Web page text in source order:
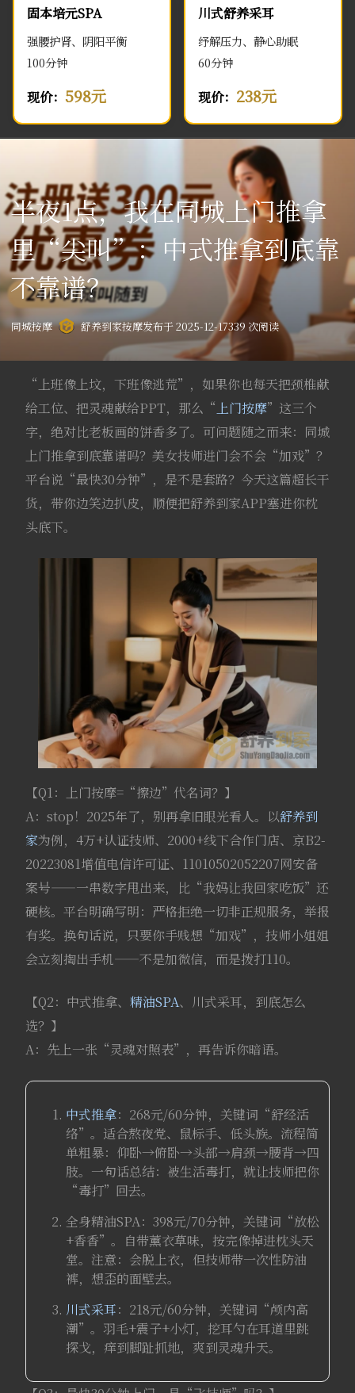
固本培元SPA
强腰护肾、阴阳平衡
100分钟
现价： 598元
川式舒养采耳
纾解压力、静心助眠
60分钟
现价： 238元
半夜1点，我在同城上门推拿
里“尖叫”：中式推拿到底靠
不靠谱？
同城按摩 舒养到家按摩发布于 2025-12-17339 次阅读
“上班像上坟，下班像逃荒”，如果你也每天把颈椎献
给工位、把灵魂献给PPT，那么“ 上门按摩”这三个
字，绝对比老板画的饼香多了。可问题随之而来：同城
上门推拿到底靠谱吗？美女技师进门会不会“加戏”？
平台说“最快30分钟”，是不是套路？今天这篇超长干
货，带你边笑边扒皮，顺便把舒养到家APP塞进你枕
头底下。
【Q1：上门按摩=“擦边”代名词？】
A：stop！2025年了，别再拿旧眼光看人。以舒养到
家为例，4万+认证技师、2000+线下合作门店、京B2-
20223081增值电信许可证、11010502052207网安备
案号——一串数字甩出来，比“我妈让我回家吃饭”还
硬核。平台明确写明：严格拒绝一切非正规服务，举报
有奖。换句话说，只要你手贱想“加戏”，技师小姐姐
会立刻掏出手机——不是加微信，而是拨打110。
【Q2：中式推拿、 精油SPA、川式采耳，到底怎么
选？】
A：先上一张“灵魂对照表”，再告诉你暗语。
中式推拿：268元/60分钟，关键词“舒经活
络”。适合熬夜党、鼠标手、低头族。流程简
单粗暴：仰卧→俯卧→头部→肩颈→腰背→四
肢。一句话总结：被生活毒打，就让技师把你
“毒打”回去。
全身精油SPA：398元/70分钟，关键词“放松
+香香”。自带薰衣草味，按完像掉进枕头天
堂。注意：会脱上衣，但技师带一次性防油
裤，想歪的面壁去。
川式采耳：218元/60分钟，关键词“颅内高
潮”。羽毛+震子+小灯，挖耳勺在耳道里跳
探戈，痒到脚趾抓地，爽到灵魂升天。